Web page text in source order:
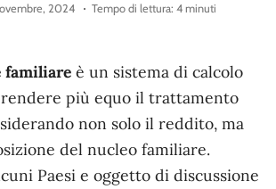
2024
Tempo di lettura: 4 minuti
familiareè un sistema di calcolo
più equo il trattamento
non solo il reddito, ma
del nucleo familiare.
Paesi e oggetto di discussione